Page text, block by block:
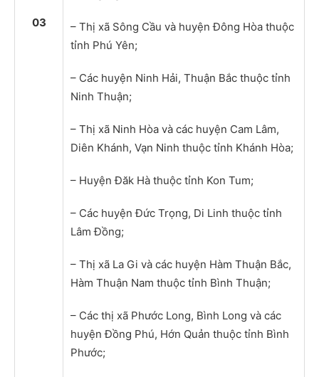
03
– Thị xã Sông Cầu và huyện Đông Hòa thuộc
tỉnh Phú Yên;
– Các huyện Ninh Hải, Thuận Bắc thuộc tỉnh
Ninh Thuận;
– Thị xã Ninh Hòa và các huyện Cam Lâm,
Diên Khánh, Vạn Ninh thuộc tỉnh Khánh Hòa;
– Huyện Đăk Hà thuộc tỉnh Kon Tum;
– Các huyện Đức Trọng, Di Linh thuộc tỉnh
Lâm Đồng;
– Thị xã La Gi và các huyện Hàm Thuận Bắc,
Hàm Thuận Nam thuộc tỉnh Bình Thuận;
– Các thị xã Phước Long, Bình Long và các
huyện Đồng Phú, Hớn Quản thuộc tỉnh Bình
Phước;